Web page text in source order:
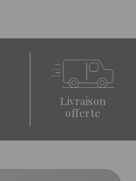
Livraison
offerte